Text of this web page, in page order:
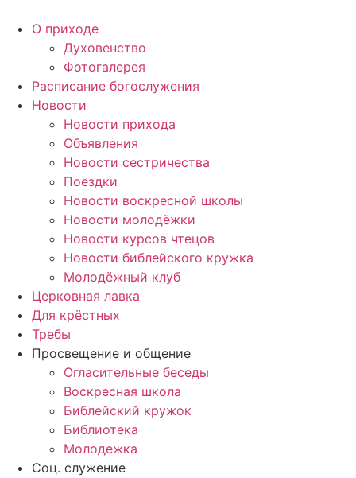
содержимому
О приходе
Духовенство
Фотогалерея
Расписание богослужения
Новости
Новости прихода
Объявления
Новости сестричества
Поездки
Новости воскресной школы
Новости молодёжки
Новости курсов чтецов
Новости библейского кружка
Молодёжный клуб
Церковная лавка
Для крёстных
Требы
Просвещение и общение
Огласительные беседы
Воскресная школа
Библейский кружок
Библиотека
Молодежка
Соц. служение